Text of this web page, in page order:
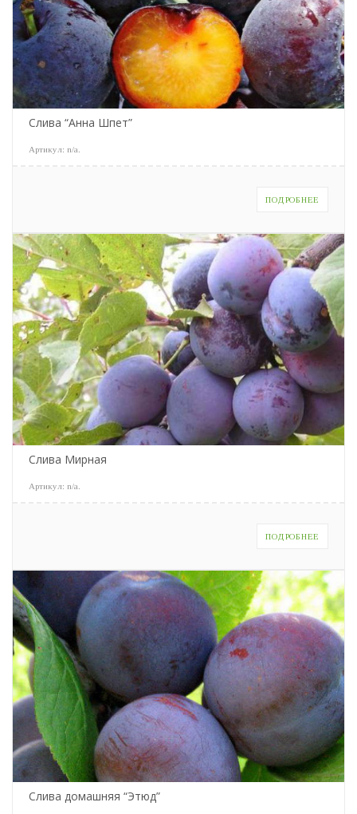
Слива “Анна Шпет”
Артикул: n/a
ПОДРОБНЕЕ
Слива Мирная
Артикул: n/a
ПОДРОБНЕЕ
Слива домашняя “Этюд”